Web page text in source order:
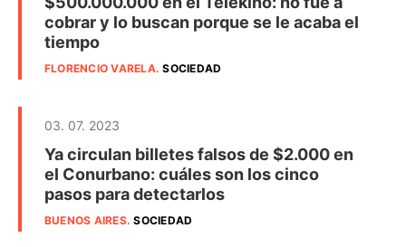
cobrar y lo buscan porque se le acaba el
tiempo
FLORENCIO VARELA.SOCIEDAD
03. 07. 2023
Ya circulan billetes falsos de $2.000 en
el Conurbano: cuáles son los cinco
pasos para detectarlos
BUENOS AIRES.SOCIEDAD